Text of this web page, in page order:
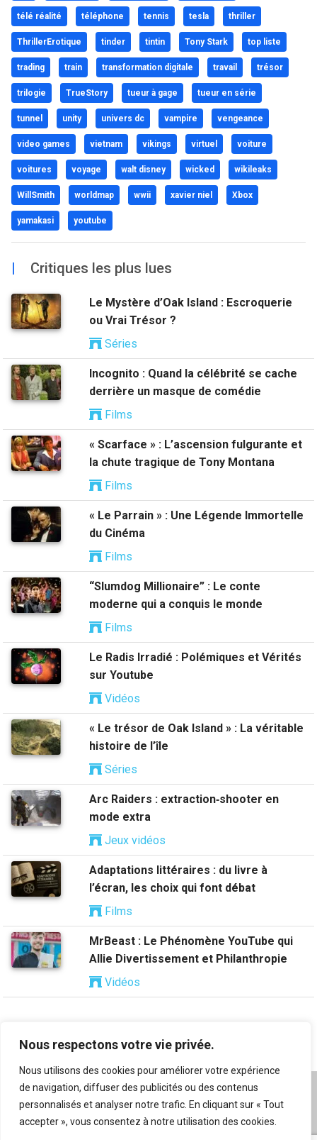
Nous respectons votre vie privée.
Nous utilisons des cookies pour améliorer votre expérience
de navigation, diffuser des publicités ou des contenus
personnalisés et analyser notre trafic. En cliquant sur « Tout
accepter », vous consentez à notre utilisation des cookies.
télé réalité téléphone tennis tesla thriller
ThrillerErotique tinder tintin Tony Stark top liste
trading train transformation digitale travail trésor
trilogie TrueStory tueur à gage tueur en série
tunnel unity univers dc vampire vengeance
video games vietnam vikings virtuel voiture
voitures voyage walt disney wicked wikileaks
WillSmith worldmap wwii xavier niel Xbox
yamakasi youtube
| Critiques les plus lues
Le Mystère d’Oak Island : Escroquerie
ou Vrai Trésor ?
Séries
Incognito : Quand la célébrité se cache
derrière un masque de comédie
Films
« Scarface » : L’ascension fulgurante et
la chute tragique de Tony Montana
Films
« Le Parrain » : Une Légende Immortelle
du Cinéma
Films
“Slumdog Millionaire” : Le conte
moderne qui a conquis le monde
Films
Le Radis Irradié : Polémiques et Vérités
sur Youtube
Vidéos
« Le trésor de Oak Island » : La véritable
histoire de l’île
Séries
Arc Raiders : extraction‑shooter en
mode extra
Jeux vidéos
Adaptations littéraires : du livre à
l’écran, les choix qui font débat
Films
MrBeast : Le Phénomène YouTube qui
Allie Divertissement et Philanthropie
Vidéos
A propos|Mentions légales|Conditions générales
d’utilisation|Flux RSS| Nos auteurs|Archives|
Suggestion de contenu